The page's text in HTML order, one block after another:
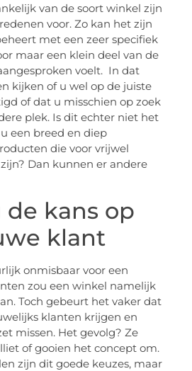
van de soort winkel zijn
voor. Zo kan het zijn
met een zeer specifiek
maar een klein deel van de
voelt. In dat
kijken of u wel op de juiste
of dat u misschien op zoek
plek. Is dit echter niet het
een breed en diep
die voor vrijwel
Dan kunnen er andere
de kans op
klant
onmisbaar voor een
zou een winkel namelijk
Toch gebeurt het vaker dat
klanten krijgen en
missen. Het gevolg? Ze
of gooien het concept om.
zijn dit goede keuzes, maar